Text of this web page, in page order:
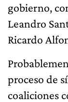
gobierno,
Leandro
Ricardo
proceso de
coaliciones